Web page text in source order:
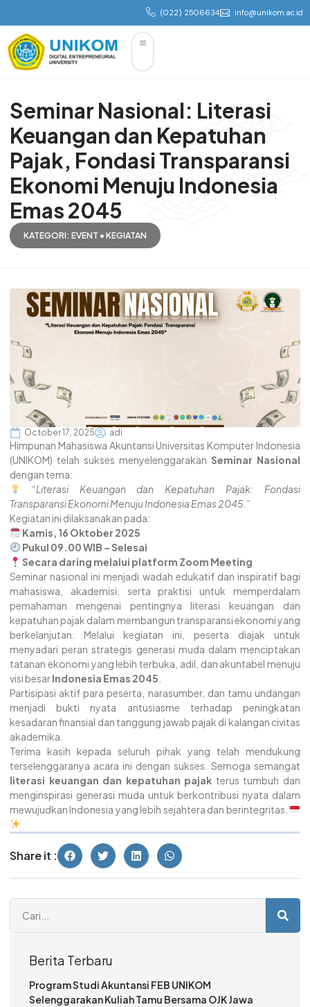
(022) 2506634 info@unikom.ac.id
Seminar Nasional: Literasi
Keuangan dan Kepatuhan
Pajak, Fondasi Transparansi
Ekonomi Menuju Indonesia
Emas 2045
KATEGORI: EVENT • KEGIATAN
October 17, 2025 adi
Himpunan Mahasiswa Akuntansi Universitas Komputer Indonesia
(UNIKOM) telah sukses menyelenggarakan Seminar Nasional
dengan tema:
“Literasi Keuangan dan Kepatuhan Pajak: Fondasi
Transparansi Ekonomi Menuju Indonesia Emas 2045.”
Kegiatan ini dilaksanakan pada:
Kamis, 16 Oktober 2025
Pukul 09.00 WIB – Selesai
Secara daring melalui platform Zoom Meeting
Seminar nasional ini menjadi wadah edukatif dan inspiratif bagi
mahasiswa, akademisi, serta praktisi untuk memperdalam
pemahaman mengenai pentingnya literasi keuangan dan
kepatuhan pajak dalam membangun transparansi ekonomi yang
berkelanjutan. Melalui kegiatan ini, peserta diajak untuk
menyadari peran strategis generasi muda dalam menciptakan
tatanan ekonomi yang lebih terbuka, adil, dan akuntabel menuju
visi besarIndonesia Emas 2045
Partisipasi aktif para peserta, narasumber, dan tamu undangan
menjadi bukti nyata antusiasme terhadap peningkatan
kesadaran finansial dan tanggung jawab pajak di kalangan civitas
akademika.
Terima kasih kepada seluruh pihak yang telah mendukung
terselenggaranya acara ini dengan sukses. Semoga semangat
literasi keuangan dan kepatuhan pajak terus tumbuh dan
menginspirasi generasi muda untuk berkontribusi nyata dalam
mewujudkan Indonesia yang lebih sejahtera dan berintegritas.
Share it :
Berita Terbaru
Program Studi Akuntansi FEB UNIKOM
Selenggarakan Kuliah Tamu Bersama OJK Jawa